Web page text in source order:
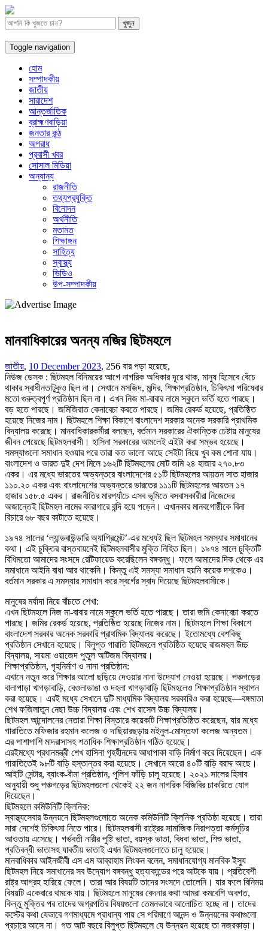
Toggle navigation
হোম
সম্পাদকীয়
জাতীয়
সারাদেশ
আন্তর্জাতিক
ব্রাহ্মণবাড়িয়া
জনতার কন্ঠ
অপরাধ
প্রবাসী খবর
সোসাল মিডিয়া
অন্যান্য
রাজনীতি
তথ্যপ্রযুক্তি
বিনোদন
অর্থনীতি
মতামত
শিক্ষাঙ্গন
সাহিত্য
স্বাস্থ্য
ভিডিও
উপ-সম্পাদকীয়
মানবাধিকারের অনন্য নজির ছিটমহলে
জাতীয়, 10 December 2023, 256 বার পড়া হয়েছে,
নিউজ ডেস্ক : ছিটমহল বিনিময়ের আগে নাগরিক অধিকার দূরে থাক, মানুষ হিসেবে বেঁচে
থাকার স্বাধীনতাটুকুও ছিল না। সেখানে মসজিদ, মন্দির, শিক্ষাপ্রতিষ্ঠান, চিকিৎসা পরিষেবার
মতো গুরুত্বপূর্ণ প্রতিষ্ঠান ছিল না। এখন নিজ মা-বাবার নামে স্কুলে ভর্তি হতে পারছে।
বড় হতে পারছে। জমিজিরাত কেনাবেচা করতে পারছে। জমির রেকর্ড হয়েছে, প্রতিষ্ঠিত
হয়েছে নিজের নাম। ছিটমহলে শিক্ষা বিকাশে বাংলাদেশ সরকার অনেক সরকারি প্রাথমিক
বিদ্যালয় করেছে। মানবাধিকারকর্মীরা বলছেন, বর্তমান সরকারের ঐকান্তিক চেষ্টায় মানুষের
জীবন পেয়েছে ছিটমহলবাসী। হাসিনা সরকারের আমলেই এইটা করা সম্ভব হয়েছে।
সমস্যাগুলো সমাধান হওয়ার পরে তারা কত ভালো আছে সেইটা নিয়ে খুব কম শোনা যায়।
বাংলাদেশ ও ভারত দুই দেশ মিলে ১৬২টি ছিটমহলের মোট জমি ২৪ হাজার ২৭০.৮৩
একর। এর মধ্যে ভারতের অভ্যন্তরে বাংলাদেশের ৫১টি ছিটমহলের আয়তন সাত হাজার
১১০.২০ একর এবং বাংলাদেশের অভ্যন্তরে ভারতের ১১১টি ছিটমহলের আয়তন ১৭
হাজার ১৫৮.৫ একর। রাজনীতির মারপ্যাঁচে এসব ভূমিতে বসবাসকারীরা নিজেদের
অজান্তেই ছিটমহল নামের কারাগারে বন্দি হয়ে পড়েন। এখানকার মানবগোষ্ঠীকে বিনা
বিচারে ৬৮ বছর কাটাতে হয়েছে।
১৯৭৪ সালের ‘ল্যান্ডবাউন্ডারি অ্যাগ্রিমেন্ট’-এর মধ্যেই ছিল ছিটমহল সমস্যার সমাধানের
কথা। এই চুক্তির বাস্তবায়নেই ছিটমহলবাসীর মুক্তি নিহিত ছিল। ১৯৭৪ সালে চুক্তিটি
বিধিমতো আমাদের সংসদে রেটিফায়েড করেছিলেন বঙ্গবন্ধু। ফলে আমাদের দিক থেকে এর
সমাধানে আইনি বাধা আর থাকেনি। কিন্তু এই সমস্যা সমাধান হয়নি কয়েক দশকেও।
বর্তমান সরকার এ সমস্যার সমাধান করে স্বর্গের স্বাদ দিয়েছে ছিটমহলবাসীকে।
মানুষের মর্যাদা নিয়ে বাঁচতে শেখা:
এখন ছিটমহলে নিজ মা-বাবার নামে স্কুলে ভর্তি হতে পারছে। তারা জমি কেনাবেচা করতে
পারছে। জমির রেকর্ড হয়েছে, প্রতিষ্ঠিত হয়েছে নিজের নাম। ছিটমহলে শিক্ষা বিকাশে
বাংলাদেশ সরকার অনেক সরকারি প্রাথমিক বিদ্যালয় করেছে। ইতোমধ্যে বেশকিছু
প্রতিষ্ঠান সেখানে হয়েছে। বিলুপ্ত গারাতি ছিটমহলে প্রতিষ্ঠিত হয়েছে রাজমহল উচ্চ
বিদ্যালয়, সায়মা ওয়াজেদ পুতুল অটিজম বিদ্যালয়।
শিক্ষাপ্রতিষ্ঠান, গৃহনির্মাণ ও নানা প্রতিষ্ঠান:
এখানে নতুন করে শিক্ষার আলো ছড়িয়ে দেওয়ার নানা উদ্যোগ নেওয়া হয়েছে। পঞ্চগড়ের
বালাপাড়া খাগড়াবাড়ি, বেওলাডাঙা ও দহলা খাগড়াবাড়ি ছিটমহলেও শিক্ষাপ্রতিষ্ঠান স্থাপন
করা হয়েছে। এরই মধ্যে সেখানে দুটি মাধ্যমিক বিদ্যালয় সরকারিও করা হয়েছে—বঙ্গমাতা
শেখ ফজিলাতুন নেছা উচ্চ বিদ্যালয় এবং শেখ রাসেল উচ্চ বিদ্যালয়।
ছিটমহল আন্দোলনের নেতারা শিক্ষা বিস্তারে কয়েকটি শিক্ষাপ্রতিষ্ঠিত করেছেন, যার মধ্যে
গারাতিতে মফিজার রহমান কলেজ ও দাছিয়ারছড়ায় মইনুল-মোস্তফা কলেজ অন্যতম।
এর পাশাপাশি মাদরাসাসহ শতাধিক শিক্ষাপ্রতিষ্ঠান গঠিত হয়েছে।
এরইমধ্যে প্রধানমন্ত্রী শেখ হাসিনা গৃহহীনদের আধাপাকা বাড়ি নির্মাণ করে দিয়েছেন। এক
গারাতিতেই ৯৮টি বাড়ি হস্তান্তর করা হয়েছে। সেখানে আরো ৪০টি বাড়ি বরাদ্দ আছে।
আইটি সেন্টার, ব্যাংক-বীমা প্রতিষ্ঠান, পুলিশ ফাঁড়ি চালু হয়েছে। ২০২১ সালের হিসাব
অনুযায়ী শুধু পঞ্চগড়ের ছিটমহলগুলো থেকেই ২২ জন নাগরিক বিজিবির চাকরিতে যোগ
দিয়েছেন।
ছিটমহলে কমিউনিটি ক্লিনিক:
স্বাস্থ্যসেবার উন্নয়নে ছিটমহলগুলোতে অনেক কমিউনিটি ক্লিনিক প্রতিষ্ঠা হয়েছে। তারা
সারা দেশেই চিকিৎসা নিতে পারে। ছিটমহলবাসী রাষ্ট্রের সামাজিক নিরাপত্তা কর্মসূচির
আওতায় এসেছে। গর্ভবতী নারীর পুষ্টি ভাতা, বয়স্ক ভাতা, বিধবা ভাতা, শিশু ভাতা,
প্রতিবন্ধী ভাতাসহ যাবতীয় ভাতাই এখন ছিটমহলগুলোতে চালু হয়েছে।
মানবাধিকার আইনজীবী এস এম আব্রাহাম লিংকন বলেন, সমাধানযোগ্য মানবিক ইস্যু
ছিটমহল নিয়ে সমাধানের সব উদ্যোগ বঙ্গবন্ধু হত্যাকান্ডের পরে আটকে যায়। প্রতিবেশী
রাষ্ট্র আগ্রহ হারিয়ে ফেলে। তারা আর বিষয়টি তাদের সংসদে তোলেনি। যার ফলে বিনিময়
বিষয়টি একেবারে থমকে যায়। ছিটমহলে মানুষের বেদনার কথা আমরা কমবেশি অবগত,
কিন্তু মুক্তির পর তাদের অগ্রগতির বিষয়গুলো তেমনভাবে আলোচিত হচ্ছে না। তাদের
কস্টের কথা যেভাবে গণমাধ্যমে প্রাধান্য পায় সে পরিমাণে আনন্দ ও উন্নয়নের কথাগুলো
প্রচারে আসে না। গত আট বছরে বিলুপ্ত ছিটমহলে যে উন্নয়ন হয়েছে তা নজরকাড়া।